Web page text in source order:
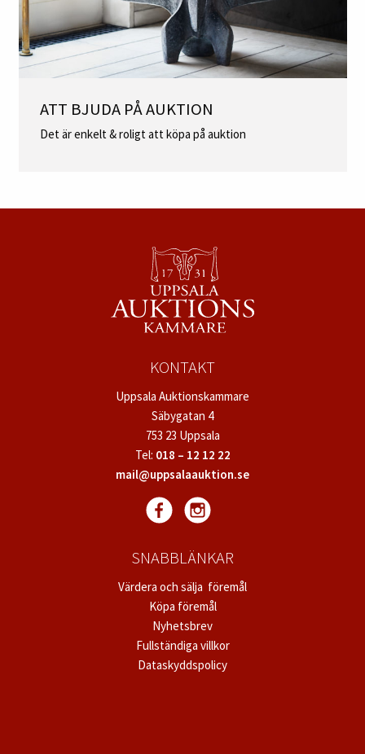
ATT BJUDA PÅ AUKTION
Det är enkelt & roligt att köpa på auktion
KONTAKT
Uppsala Auktionskammare
Säbygatan 4
753 23 Uppsala
Tel: 018 – 12 12 22
mail@uppsalaauktion.se
SNABBLÄNKAR
Värdera och sälja föremål
Köpa föremål
Nyhetsbrev
Fullständiga villkor
Dataskyddspolicy